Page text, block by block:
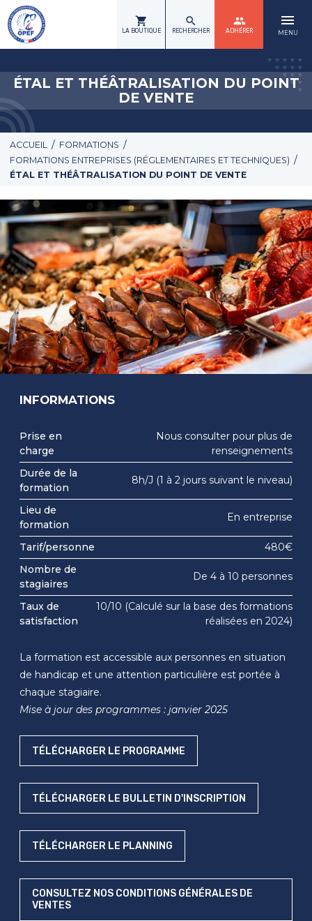
shopping_cart
LA BOUTIQUE
search
RECHERCHER
group
ADHÉRER
menu
MENU
ÉTAL ET THÉÂTRALISATION DU POINT
DE VENTE
ACCUEIL / FORMATIONS /
FORMATIONS ENTREPRISES (RÉGLEMENTAIRES ET TECHNIQUES) /
ÉTAL ET THÉÂTRALISATION DU POINT DE VENTE
INFORMATIONS
Prise en
charge
Nous consulter pour plus de
renseignements
Durée de la
formation
8h/J (1 à 2 jours suivant le niveau)
Lieu de
formation
En entreprise
Tarif/personne
480€
Nombre de
stagiaires
De 4 à 10 personnes
Taux de
satisfaction
10/10 (Calculé sur la base des formations
réalisées en 2024)
La formation est accessible aux personnes en situation
de handicap et une attention particulière est portée à
chaque stagiaire.
Mise à jour des programmes : janvier 2025
TÉLÉCHARGER LE PROGRAMME
TÉLÉCHARGER LE BULLETIN D'INSCRIPTION
TÉLÉCHARGER LE PLANNING
CONSULTEZ NOS CONDITIONS GÉNÉRALES DE
VENTES